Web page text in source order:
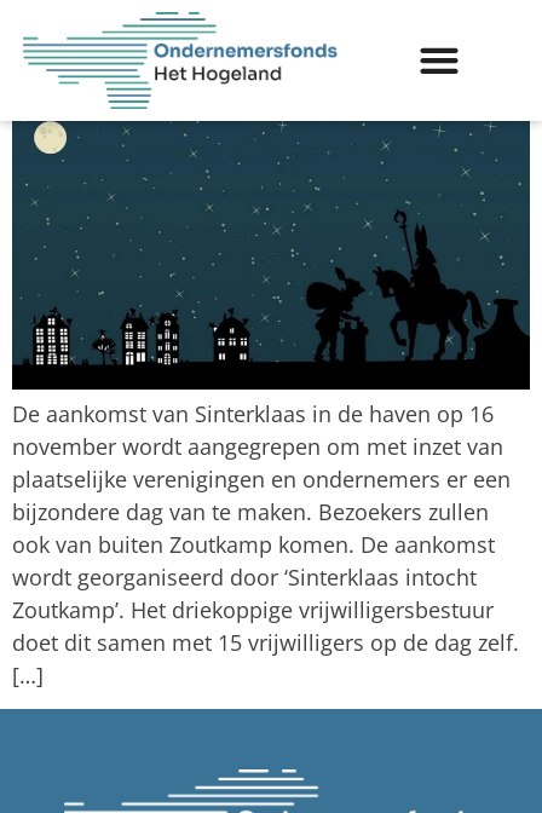
dag
De aankomst van Sinterklaas in de haven op 16
november wordt aangegrepen om met inzet van
plaatselijke verenigingen en ondernemers er een
bijzondere dag van te maken. Bezoekers zullen
ook van buiten Zoutkamp komen. De aankomst
wordt georganiseerd door ‘Sinterklaas intocht
Zoutkamp’. Het driekoppige vrijwilligersbestuur
doet dit samen met 15 vrijwilligers op de dag zelf.
[…]